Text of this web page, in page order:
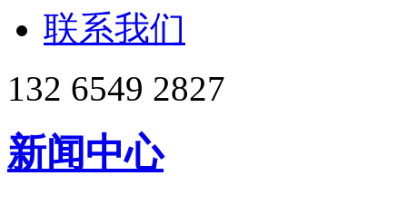
联系我们
132 6549 2827
新闻中心